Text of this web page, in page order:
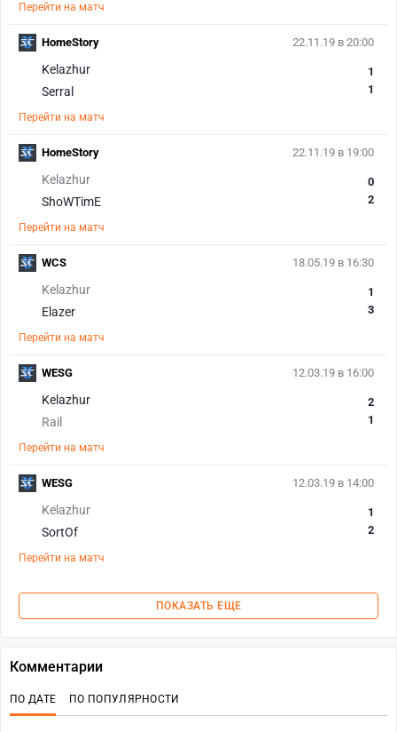
Перейти на матч
22.11.19 в 20:00
Kelazhur
Serral
1
1
Перейти на матч
HomeStory
22.11.19 в 19:00
Kelazhur
ShoWTimE
0
2
Перейти на матч
HomeStory
18.05.19 в 16:30
Kelazhur
Elazer
1
3
Перейти на матч
WCS
12.03.19 в 16:00
Kelazhur
Rail
2
1
Перейти на матч
WESG
12.03.19 в 14:00
Kelazhur
SortOf
1
2
Перейти на матч
WESG
ПОКАЗАТЬ ЕЩЕ
Комментарии
ПО ДАТЕ ПО ПОПУЛЯРНОСТИ